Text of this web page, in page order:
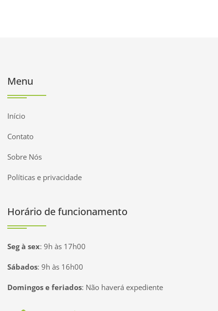
Menu
Início
Contato
Sobre Nós
Políticas e privacidade
Horário de funcionamento
Seg à sex: 9h às 17h00
Sábados: 9h às 16h00
Domingos e feriados: Não haverá expediente